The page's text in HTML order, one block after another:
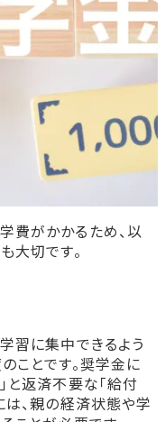
がかかるため、以
大切です。
習に集中できるよう
ことです。奨学金に
と返済不要な「給付
は、親の経済状態や学